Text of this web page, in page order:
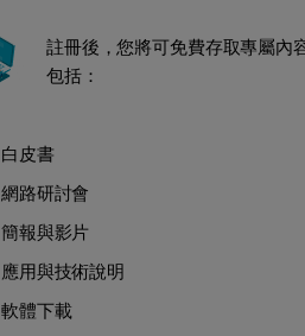
註冊後，您將可免費存取專屬內
包括：
白皮書
網路研討會
簡報與影片
應用與技術說明
軟體下載